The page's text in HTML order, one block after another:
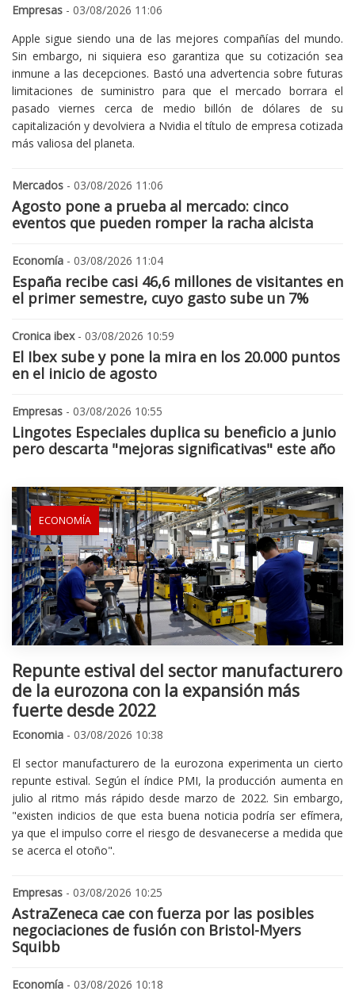
Empresas - 03/08/2026 11:06
Apple sigue siendo una de las mejores compañías del mundo.
Sin embargo, ni siquiera eso garantiza que su cotización sea
inmune a las decepciones. Bastó una advertencia sobre futuras
limitaciones de suministro para que el mercado borrara el
pasado viernes cerca de medio billón de dólares de su
capitalización y devolviera a Nvidia el título de empresa cotizada
más valiosa del planeta.
Mercados - 03/08/2026 11:06
Agosto pone a prueba al mercado: cinco
eventos que pueden romper la racha alcista
Economía - 03/08/2026 11:04
España recibe casi 46,6 millones de visitantes en
el primer semestre, cuyo gasto sube un 7%
Cronica ibex- 03/08/2026 10:59
El Ibex sube y pone la mira en los 20.000 puntos
en el inicio de agosto
Empresas - 03/08/2026 10:55
Lingotes Especiales duplica su beneficio a junio
pero descarta "mejoras significativas" este año
ECONOMÍA
Repunte estival del sector manufacturero
de la eurozona con la expansión más
fuerte desde 2022
Economia - 03/08/2026 10:38
El sector manufacturero de la eurozona experimenta un cierto
repunte estival. Según el índice PMI, la producción aumenta en
julio al ritmo más rápido desde marzo de 2022. Sin embargo,
"existen indicios de que esta buena noticia podría ser efímera,
ya que el impulso corre el riesgo de desvanecerse a medida que
se acerca el otoño".
Empresas - 03/08/2026 10:25
AstraZeneca cae con fuerza por las posibles
negociaciones de fusión con Bristol-Myers
Squibb
Economía - 03/08/2026 10:18